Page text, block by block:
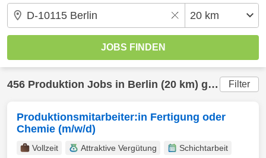
456 Produktion Jobs in Berlin (20 km) gefunden Filter
Produktionsmitarbeiter:in Fertigung oder
Chemie (m/w/d)
Vollzeit Attraktive Vergütung
Schichtarbeit